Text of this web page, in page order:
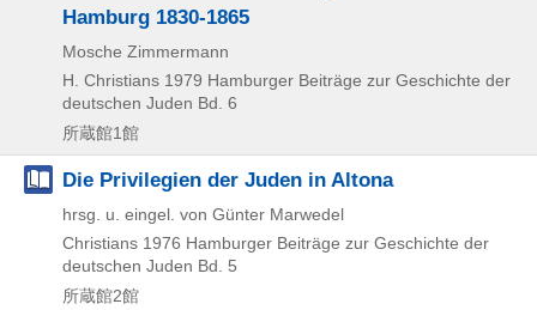
Hamburg 1830-1865
Mosche Zimmermann
H. Christians 1979 Hamburger Beiträge zur Geschichte der
deutschen Juden Bd. 6
所蔵館1館
Die Privilegien der Juden in Altona
hrsg. u. eingel. von Günter Marwedel
Christians 1976 Hamburger Beiträge zur Geschichte der
deutschen Juden Bd. 5
所蔵館2館